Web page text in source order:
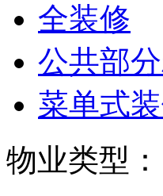
全装修
公共部
菜单式
物业类型：